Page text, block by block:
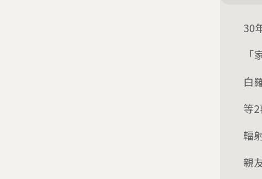
30
白
等
輻
親